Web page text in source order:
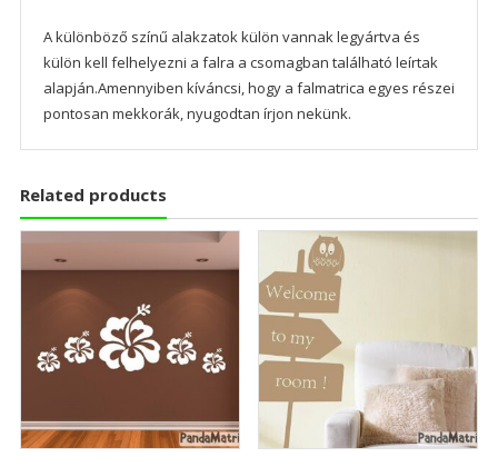
A különböző színű alakzatok külön vannak legyártva és
külön kell felhelyezni a falra a csomagban található leírtak
alapján.Amennyiben kíváncsi, hogy a falmatrica egyes részei
pontosan mekkorák, nyugodtan írjon nekünk.
Related products